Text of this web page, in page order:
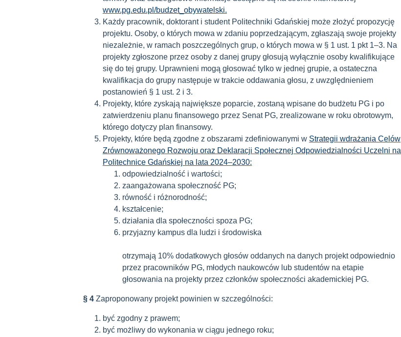
www.pg.edu.pl/budzet_obywatelski.
Każdy pracownik, doktorant i student Politechniki Gdańskiej może złożyć propozycję
projektu. Osoby, o których mowa w zdaniu poprzedzającym, zgłaszają swoje projekty
niezależnie, w ramach poszczególnych grup, o których mowa w § 1 ust. 1 pkt 1–3. Na
projekty zgłoszone przez osoby z danej grupy głosują wyłącznie osoby kwalifikujące
się do tej grupy. Uprawnieni mogą głosować tylko w jednej grupie, a ostateczna
kwalifikacja do grupy następuje w trakcie oddawania głosu, z uwzględnieniem
postanowień § 1 ust. 2 i 3.
Projekty, które zyskają największe poparcie, zostaną wpisane do budżetu PG i po
zatwierdzeniu planu finansowego przez Senat PG, zrealizowane w roku obrotowym,
którego dotyczy plan finansowy.
Projekty, które będą zgodne z obszarami zdefiniowanymi w Strategii wdrażania Celów
Zrównoważonego Rozwoju oraz Deklaracji Społecznej Odpowiedzialności Uczelni na
Politechnice Gdańskiej na lata 2024–2030:
odpowiedzialność i wartości;
zaangażowana społeczność PG;
równość i różnorodność;
kształcenie;
działania dla społeczności spoza PG;
przyjazny kampus dla ludzi i środowiska
otrzymają 10% dodatkowych głosów oddanych na danych projekt odpowiednio
przez pracowników PG, młodych naukowców lub studentów na etapie
głosowania na projekty przez członków społeczności akademickiej PG.
§ 4 Zaproponowany projekt powinien w szczególności:
być zgodny z prawem;
być możliwy do wykonania w ciągu jednego roku;